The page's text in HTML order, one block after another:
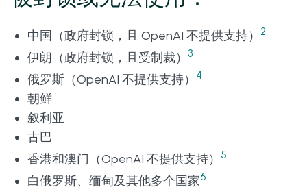
中国（政府封锁，且 OpenAI 不提供支持） 2
伊朗（政府封锁，且受制裁） 3
俄罗斯（OpenAI 不提供支持） 4
朝鲜
叙利亚
古巴
香港和澳门（OpenAI 不提供支持）
5
白俄罗斯、缅甸及其他多个国家6